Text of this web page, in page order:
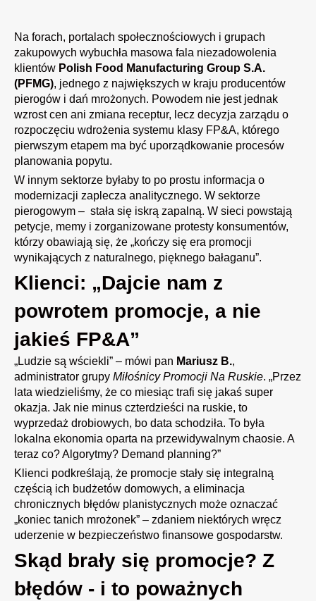
Na forach, portalach społecznościowych i grupach
zakupowych wybuchła masowa fala niezadowolenia
klientów Polish Food Manufacturing Group S.A.
(PFMG), jednego z największych w kraju producentów
pierogów i dań mrożonych. Powodem nie jest jednak
wzrost cen ani zmiana receptur, lecz decyzja zarządu o
rozpoczęciu wdrożenia systemu klasy FP&A, którego
pierwszym etapem ma być uporządkowanie procesów
planowania popytu.
W innym sektorze byłaby to po prostu informacja o
modernizacji zaplecza analitycznego. W sektorze
pierogowym – stała się iskrą zapalną. W sieci powstają
petycje, memy i zorganizowane protesty konsumentów,
którzy obawiają się, że „kończy się era promocji
wynikających z naturalnego, pięknego bałaganu”.
Klienci: „Dajcie nam z
powrotem promocje, a nie
jakieś FP&A”
„Ludzie są wściekli” – mówi pan Mariusz B.,
administrator grupy Miłośnicy Promocji Na Ruskie. „Przez
lata wiedzieliśmy, że co miesiąc trafi się jakaś super
okazja. Jak nie minus czterdzieści na ruskie, to
wyprzedaż drobiowych, bo data schodziła. To była
lokalna ekonomia oparta na przewidywalnym chaosie. A
teraz co? Algorytmy? Demand planning?”
Klienci podkreślają, że promocje stały się integralną
częścią ich budżetów domowych, a eliminacja
chronicznych błędów planistycznych może oznaczać
„koniec tanich mrożonek” – zdaniem niektórych wręcz
uderzenie w bezpieczeństwo finansowe gospodarstw.
Skąd brały się promocje? Z
błędów - i to poważnych